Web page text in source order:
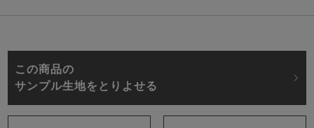
この商品の
サンプル生地をとりよせる